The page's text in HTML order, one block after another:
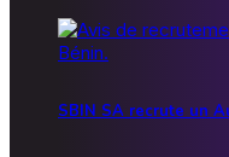
SBIN SA recrute un